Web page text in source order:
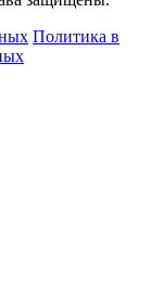
Политика в